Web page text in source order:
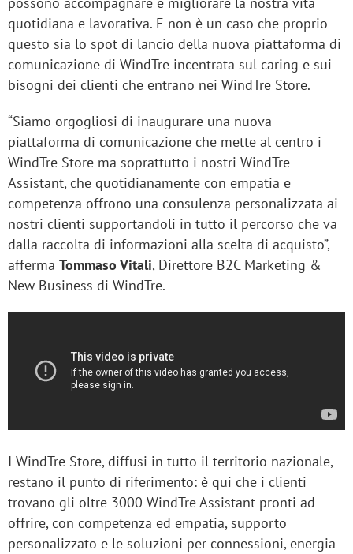
quotidiana e lavorativa. E non è un caso che proprio
questo sia lo spot di lancio della nuova piattaforma di
comunicazione di WindTre incentrata sul caring e sui
bisogni dei clienti che entrano nei WindTre Store.
“Siamo orgogliosi di inaugurare una nuova
piattaforma di comunicazione che mette al centro i
WindTre Store ma soprattutto i nostri WindTre
Assistant, che quotidianamente con empatia e
competenza offrono una consulenza personalizzata ai
nostri clienti supportandoli in tutto il percorso che va
dalla raccolta di informazioni alla scelta di acquisto”,
afferma Tommaso Vitali, Direttore B2C Marketing &
New Business di WindTre.
I WindTre Store, diffusi in tutto il territorio nazionale,
restano il punto di riferimento: è qui che i clienti
trovano gli oltre 3000 WindTre Assistant pronti ad
offrire, con competenza ed empatia, supporto
personalizzato e le soluzioni per connessioni, energia